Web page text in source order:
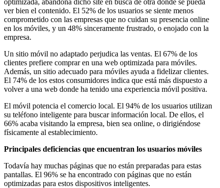
optimizada, abandona dicho site en busca de otra donde se pueda
ver bien el contenido. El 52% de los usuarios se siente menos
comprometido con las empresas que no cuidan su presencia online
en los móviles, y un 48% sinceramente frustrado, o enojado con la
empresa.
Un sitio móvil no adaptado perjudica las ventas. El 67% de los
clientes prefiere comprar en una web optimizada para móviles.
Además, un sitio adecuado para móviles ayuda a fidelizar clientes.
El 74% de los estos consumidores indica que está más dispuesto a
volver a una web donde ha tenido una experiencia móvil positiva.
El móvil potencia el comercio local. El 94% de los usuarios utilizan
su teléfono inteligente para buscar información local. De ellos, el
66% acaba visitando la empresa, bien sea online, o dirigiéndose
físicamente al establecimiento.
Principales deficiencias que encuentran los usuarios móviles
Todavía hay muchas páginas que no están preparadas para estas
pantallas. El 96% se ha encontrado con páginas que no están
optimizadas para estos dispositivos inteligentes.